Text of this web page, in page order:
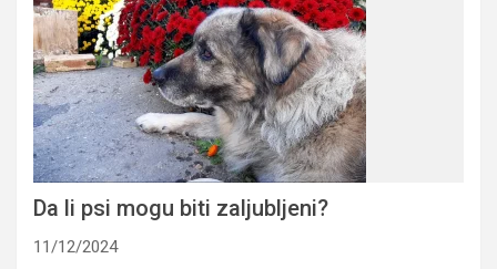
Da li psi mogu biti zaljubljeni?
11/12/2024